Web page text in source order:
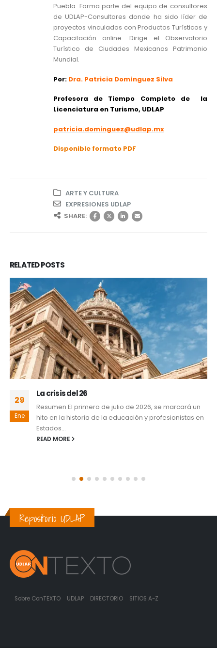
Puebla. Forma parte del equipo de consultores
de UDLAP-Consultores donde ha sido líder de
proyectos vinculados con Productos Turísticos y
Capacitación online. Dirige el Observatorio
Turístico de Ciudades Mexicanas Patrimonio
Mundial.
Por: Dra. Patricia Domínguez Silva
Profesora de Tiempo Completo de la
Licenciatura en Turismo, UDLAP
patricia.dominguez@udlap.mx
Disponible formato PDF
ARTE Y CULTURA
EXPRESIONES UDLAP
SHARE:
RELATEDPOSTS
29
Ene
La crisis del 26
Resumen El primero de julio de 2026, se marcará un
hito en la historia de la educación y profesionistas en
Estados...
READ MORE
Repositorio UDLAP
Sobre ConTEXTO UDLAP DIRECTORIO SITIOS A-Z